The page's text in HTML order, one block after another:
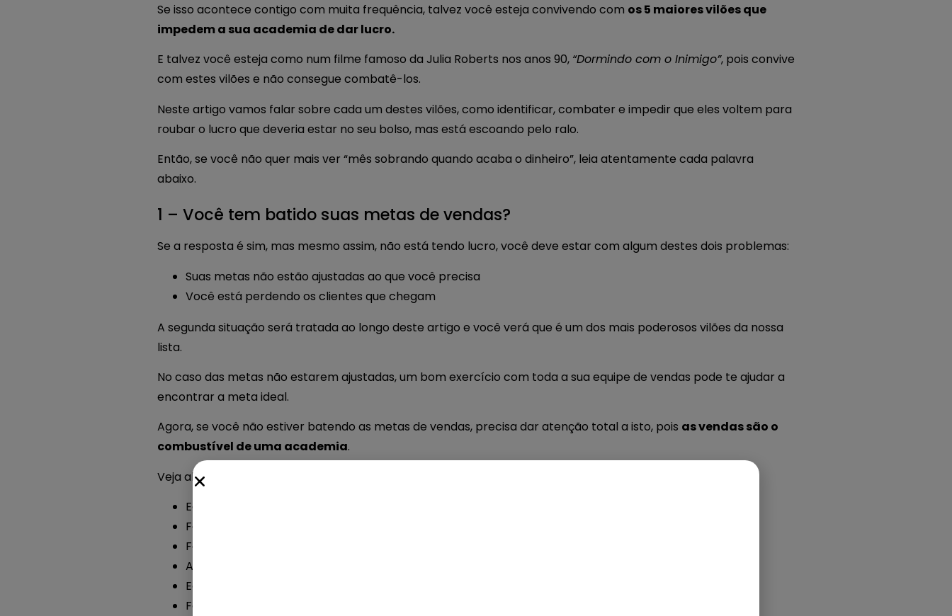
Se isso acontece contigo com muita frequência, talvez você esteja convivendo com os 5 maiores vilões que
impedem a sua academia de dar lucro.
E talvez você esteja como num filme famoso da Julia Roberts nos anos 90, “Dormindo com o Inimigo”, pois convive
com estes vilões e não consegue combatê-los.
Neste artigo vamos falar sobre cada um destes vilões, como identificar, combater e impedir que eles voltem para
roubar o lucro que deveria estar no seu bolso, mas está escoando pelo ralo.
Então, se você não quer mais ver “mês sobrando quando acaba o dinheiro”, leia atentamente cada palavra
abaixo.
1 – Você tem batido suas metas de vendas?
Se a resposta é sim, mas mesmo assim, não está tendo lucro, você deve estar com algum destes dois problemas:
Suas metas não estão ajustadas ao que você precisa
Você está perdendo os clientes que chegam
A segunda situação será tratada ao longo deste artigo e você verá que é um dos mais poderosos vilões da nossa
lista.
No caso das metas não estarem ajustadas, um bom exercício com toda a sua equipe de vendas pode te ajudar a
encontrar a meta ideal.
Agora, se você não estiver batendo as metas de vendas, precisa dar atenção total a isto, pois as vendas são o
combustível de uma academia.
Veja abaixo algumas coisas que podem estar impedindo sua equipe de vendas bater as metas:
Equipe sem qualificação
Falta de treinamento
Falta de envolvimento da equipe técnica
Aulas ultrapassadas
Equipamento e estrutura ruim
Falta de um bom plano de marketing